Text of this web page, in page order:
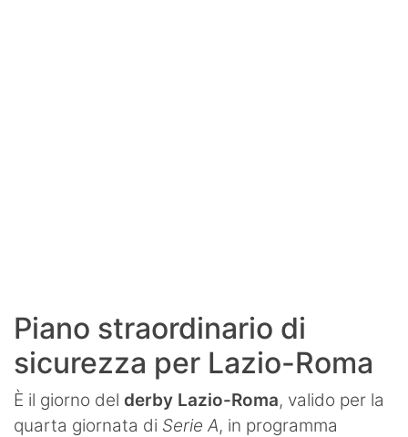
Piano straordinario di
sicurezza per Lazio-Roma
È il giorno del derby Lazio-Roma, valido per la
quarta giornata di Serie A, in programma